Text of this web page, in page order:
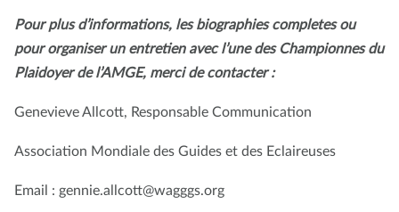
Pour plus d’informations, les biographies completes ou
pour organiser un entretien avec l’une des Championnes du
Plaidoyer de l’AMGE, merci de contacter :
Genevieve Allcott, Responsable Communication
Association Mondiale des Guides et des Eclaireuses
Email : gennie.allcott@wagggs.org